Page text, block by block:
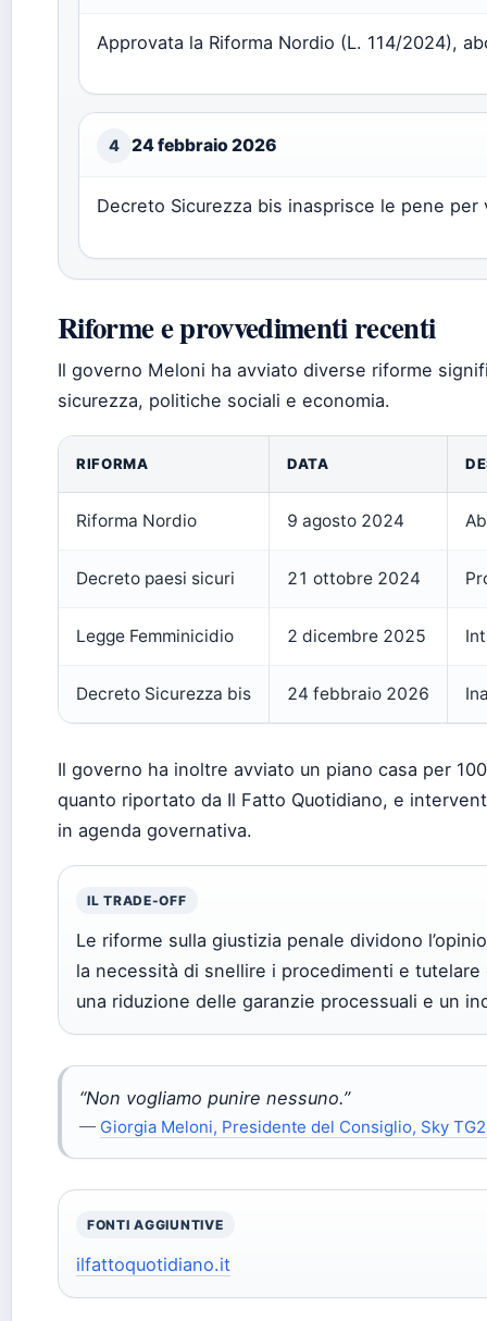
Approvata la Riforma Nordio (L. 114/2024),
4 24 febbraio 2026
Decreto Sicurezza bis inasprisce le pene per
Riforme e provvedimenti recenti
Il governo Meloni ha avviato diverse riforme
sicurezza, politiche sociali e economia.
RIFORMA DATA
Riforma Nordio 9 agosto 2024
Decreto paesi sicuri 21 ottobre 2024
Legge Femminicidio 2 dicembre 2025
Decreto Sicurezza bis 24 febbraio 2026
Il governo ha inoltre avviato un piano casa per
quanto riportato da Il Fatto Quotidiano, e
in agenda governativa.
IL TRADE-OFF
Le riforme sulla giustizia penale dividono
la necessità di snellire i procedimenti e
una riduzione delle garanzie processuali e un
“Non vogliamo punire nessuno.”
— Giorgia Meloni, Presidente del Consiglio, Sky
FONTI AGGIUNTIVE
ilfattoquotidiano.it